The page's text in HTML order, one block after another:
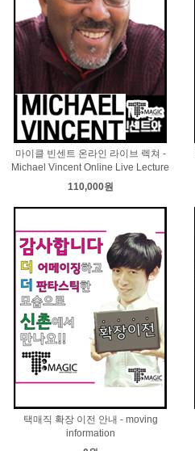
마이클 빈센트 온라인 라이브 렉쳐 -
Michael Vincent Online Live Lecture
110,000원
택매직 확장 이전 안내 - moving
information